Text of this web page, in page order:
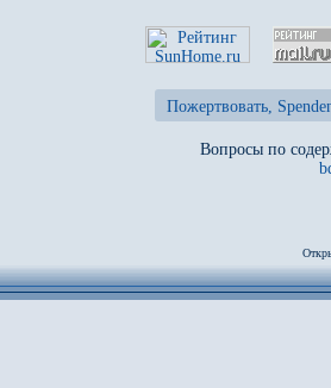
Пожертвовать,
Вопросы по